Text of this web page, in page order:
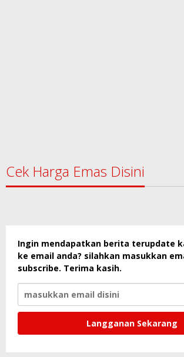
Cek Harga Emas Disini
Ingin mendapatkan berita terupdate
ke email anda? silahkan masukkan
subscribe. Terima kasih.